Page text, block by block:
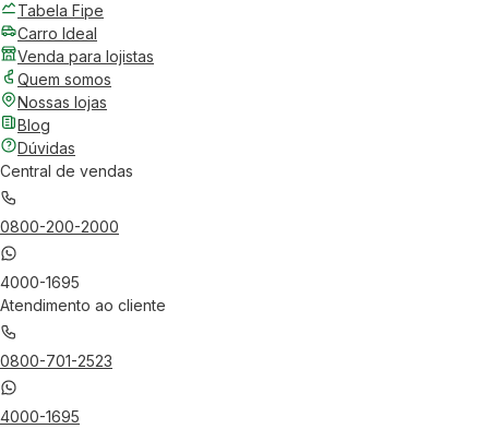
Tabela Fipe
Carro Ideal
Venda para lojistas
Quem somos
Nossas lojas
Blog
Dúvidas
Central de vendas
0800-200-2000
4000-1695
Atendimento ao cliente
0800-701-2523
4000-1695